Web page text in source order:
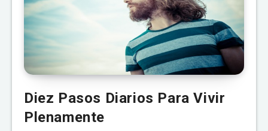
Diez Pasos Diarios Para Vivir
Plenamente